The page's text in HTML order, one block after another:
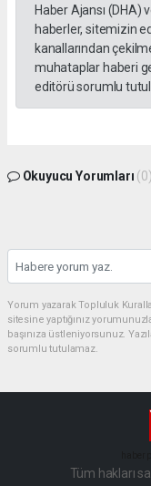
Haber Ajansı
haberler, sitemizin
kanallarından
muhataplar haberi
editörü sorumlu
Okuyucu Yorumları (0)
Yorum yazarak Topluluk
sitesine yaptığınız
başınıza üstleniyorsunuz.
sorumlu tutulamaz.
Tüm hakları